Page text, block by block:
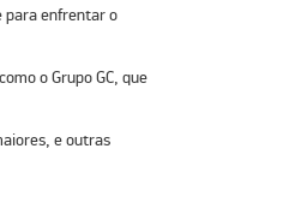
para enfrentar o
oGrupo GC, que
e outras